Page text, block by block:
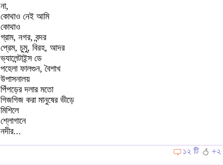
না,
কোথাও নেই আমি
কোথাও
গ্রাম, নগর, বন্দর
প্রেম, চুমু, বিরহ, আদর
ভ্যালেন্টাইন্স ডে
পহেলা ফালগুন, বৈশাখ
উপাসনালয়
পিঁপড়ের দলার মতো
গিজগিজ করা মানুষের ভীড়ে
মিশিলে
শ্লোগানে
নদীর...
১২ টি
+২